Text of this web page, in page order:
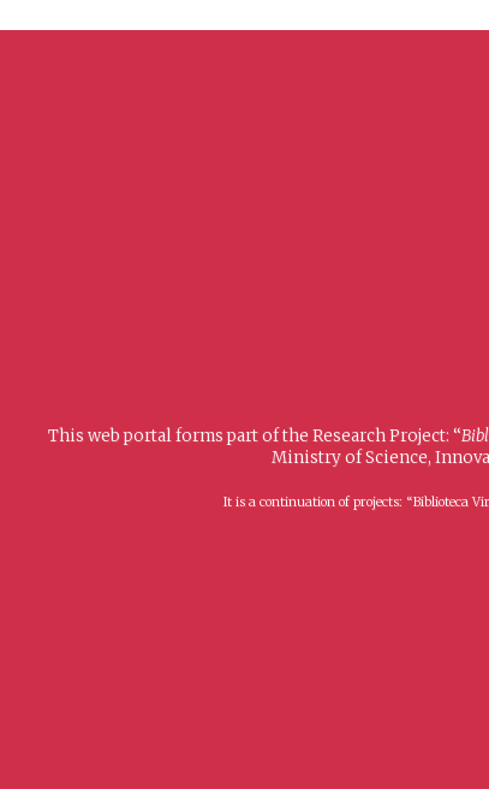
This web portal forms part of the Research Project: “
Ministry of Science,
It is a continuation of projects: “Biblioteca